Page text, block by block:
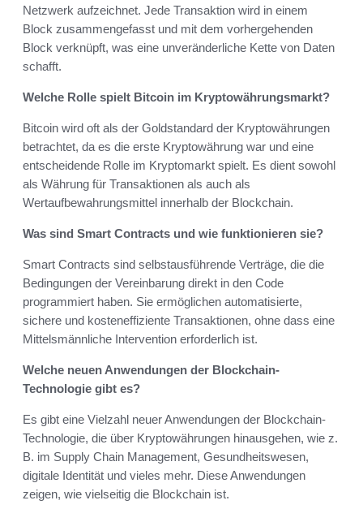
Netzwerk aufzeichnet. Jede Transaktion wird in einem
Block zusammengefasst und mit dem vorhergehenden
Block verknüpft, was eine unveränderliche Kette von Daten
schafft.
Welche Rolle spielt Bitcoin im Kryptowährungsmarkt?
Bitcoin wird oft als der Goldstandard der Kryptowährungen
betrachtet, da es die erste Kryptowährung war und eine
entscheidende Rolle im Kryptomarkt spielt. Es dient sowohl
als Währung für Transaktionen als auch als
Wertaufbewahrungsmittel innerhalb der Blockchain.
Was sind Smart Contracts und wie funktionieren sie?
Smart Contracts sind selbstausführende Verträge, die die
Bedingungen der Vereinbarung direkt in den Code
programmiert haben. Sie ermöglichen automatisierte,
sichere und kosteneffiziente Transaktionen, ohne dass eine
Mittelsmännliche Intervention erforderlich ist.
Welche neuen Anwendungen der Blockchain-
Technologie gibt es?
Es gibt eine Vielzahl neuer Anwendungen der Blockchain-
Technologie, die über Kryptowährungen hinausgehen, wie z.
B. im Supply Chain Management, Gesundheitswesen,
digitale Identität und vieles mehr. Diese Anwendungen
zeigen, wie vielseitig die Blockchain ist.